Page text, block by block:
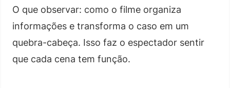
O que observar: como o filme organiza
informações e transforma o caso em um
quebra-cabeça. Isso faz o espectador sentir
que cada cena tem função.